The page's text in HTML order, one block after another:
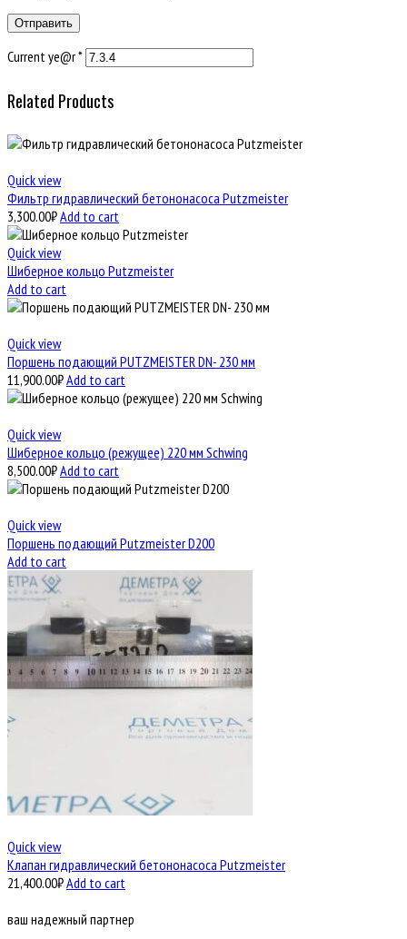
Current ye@r*
Related Products
Quick view
Фильтр гидравлический бетононасоса Putzmeister
3,300.00₽Add to cart
Quick view
Шиберное кольцо Putzmeister
Add to cart
Quick view
Поршень подающий PUTZMEISTER DN- 230 мм
11,900.00₽Add to cart
Quick view
Шиберное кольцо (режущее) 220 мм Schwing
8,500.00₽Add to cart
Quick view
Поршень подающий Putzmeister D200
Add to cart
Quick view
Клапан гидравлический бетононасоса Putzmeister
21,400.00₽Add to cart
ваш надежный партнер